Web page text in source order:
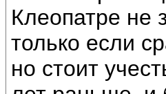
Клеопатре не
только если
но стоит